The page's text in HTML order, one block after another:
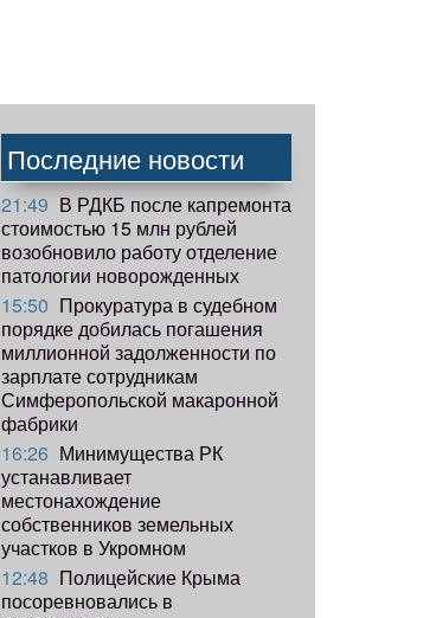
Последние новости
21:49 В РДКБ после капремонта
стоимостью 15 млн рублей
возобновило работу отделение
патологии новорожденных
15:50 Прокуратура в судебном
порядке добилась погашения
миллионной задолженности по
зарплате сотрудникам
Симферопольской макаронной
фабрики
16:26 Минимущества РК
устанавливает
местонахождение
собственников земельных
участков в Укромном
12:48 Полицейские Крыма
посоревновались в